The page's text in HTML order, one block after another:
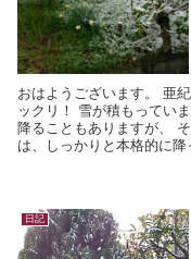
おはようございます。 亜
ックリ！ 雪が積もってい
降ることもありますが、
は、しっかりと本格的に
日記